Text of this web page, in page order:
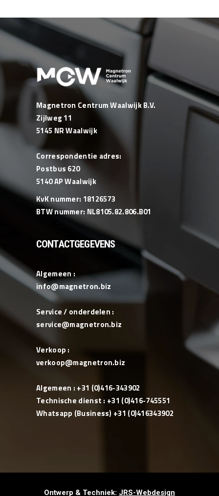
Magnetron Centrum Waalwijk B.V.
Zijlweg 11
5145 NR Waalwijk
Correspondentie adres:
Postbus 620
5140 AP Waalwijk
KvK nummer: 18126573
BTW nummer: NL8105.82.806.B01
CONTACTGEGEVENS
Algemeen :
info@magnetron.biz
Service / onderdelen :
service@magnetron.biz
Verkoop :
verkoop@magnetron.biz
Algemeen : +31 (0)416-343902
Technische dienst : +31 (0)416-745551
Whatsapp (Business) +31 (0)416343902
Ontwerp & Techniek: JRS-Webdesign